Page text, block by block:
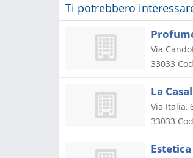
Ti potrebbero
Via
33033
La
Via Italia,
33033